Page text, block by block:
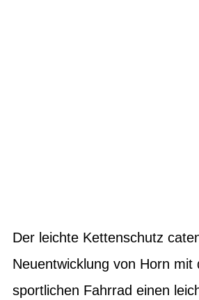
Der leichte Kettenschutz
Neuentwicklung von Horn mit
sportlichen Fahrrad einen